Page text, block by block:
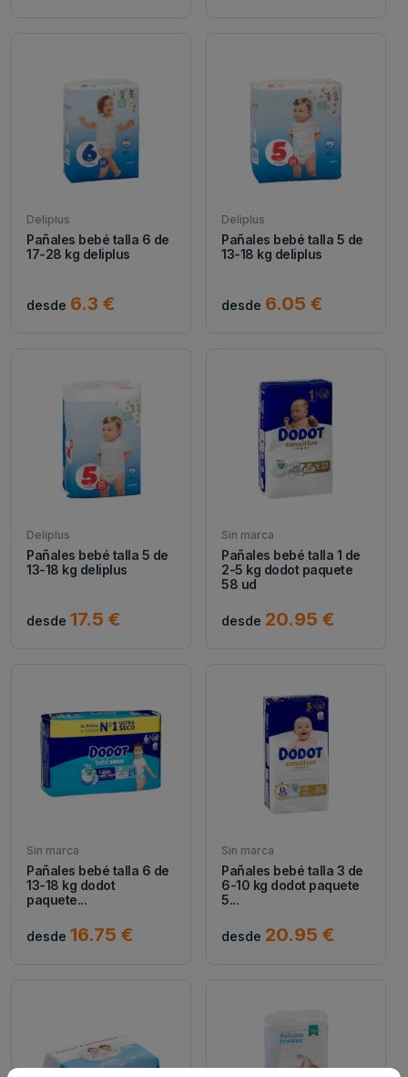
Deliplus
Pañales bebé talla 6 de
17-28 kg deliplus
desde 6.3 €
Deliplus
Pañales bebé talla 5 de
13-18 kg deliplus
desde 6.05 €
Deliplus
Pañales bebé talla 5 de
13-18 kg deliplus
desde 17.5 €
Sin marca
Pañales bebé talla 1 de
2-5 kg dodot paquete
58 ud
desde 20.95 €
Sin marca
Pañales bebé talla 6 de
13-18 kg dodot
paquete...
desde 16.75 €
Sin marca
Pañales bebé talla 3 de
6-10 kg dodot paquete
5...
desde 20.95 €